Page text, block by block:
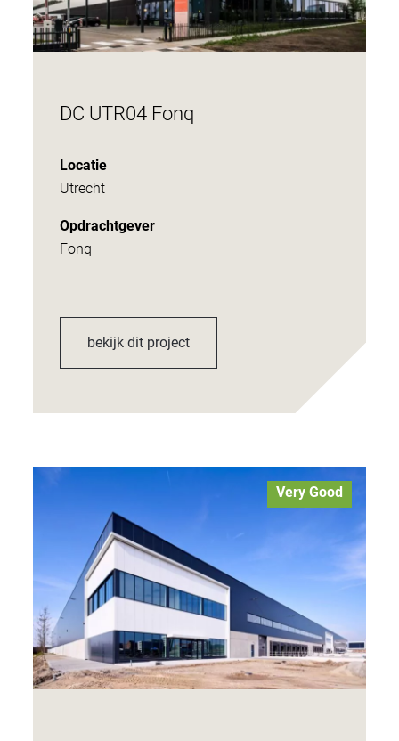
DC UTR04 Fonq
Locatie
Utrecht
Opdrachtgever
Fonq
bekijk dit project
Very Good